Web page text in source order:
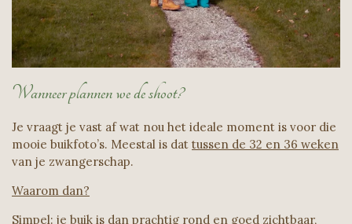
Wanneer plannen we de shoot?
Je vraagt je vast af wat nou het ideale moment is voor die
mooie buikfoto’s. Meestal is dat tussen de 32 en 36 weken
van je zwangerschap.
Waarom dan?
Simpel: je buik is dan prachtig rond en goed zichtbaar,